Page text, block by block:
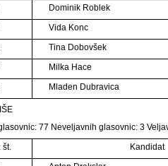
Dominik Roblek
Vida Konc
Tina Dobovšek
Milka Hace
Mladen Dubravica
77 Neveljavnih glasovnic: 3
št.
Kandidat